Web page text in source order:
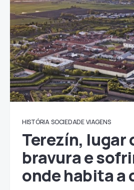
HISTÓRIA SOCIEDADE VIAGENS
Terezín, lugar
bravura e
onde habita a